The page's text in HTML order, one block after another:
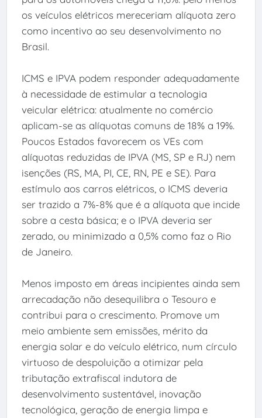
os veículos elétricos mereceriam alíquota zero
como incentivo ao seu desenvolvimento no
Brasil.
ICMS e IPVA podem responder adequadamente
à necessidade de estimular a tecnologia
veicular elétrica: atualmente no comércio
aplicam-se as alíquotas comuns de 18% a 19%.
Poucos Estados favorecem os VEs com
alíquotas reduzidas de IPVA (MS, SP e RJ) nem
isenções (RS, MA, PI, CE, RN, PE e SE). Para
estímulo aos carros elétricos, o ICMS deveria
ser trazido a 7%-8% que é a alíquota que incide
sobre a cesta básica; e o IPVA deveria ser
zerado, ou minimizado a 0,5% como faz o Rio
de Janeiro.
Menos imposto em áreas incipientes ainda sem
arrecadação não desequilibra o Tesouro e
contribui para o crescimento. Promove um
meio ambiente sem emissões, mérito da
energia solar e do veículo elétrico, num círculo
virtuoso de despoluição a otimizar pela
tributação extrafiscal indutora de
desenvolvimento sustentável, inovação
tecnológica, geração de energia limpa e